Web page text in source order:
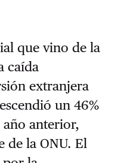
que vino de la
caída
extranjera
un 46%
anterior,
de la ONU. El